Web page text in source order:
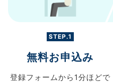
STEP.1
無料お申込み
登録フォームから 1分ほどで